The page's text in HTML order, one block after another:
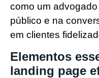
como um
público e na
em clientes
Elementos
landing page